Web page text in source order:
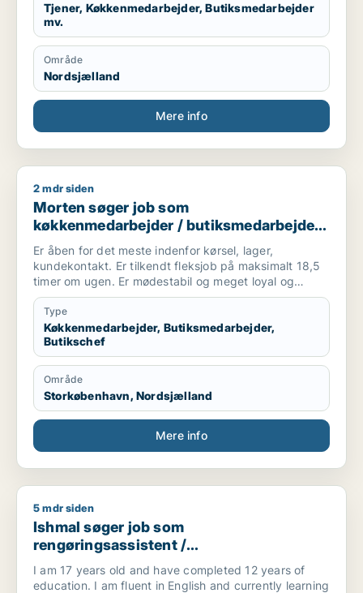
Tjener, Køkkenmedarbejder, Butiksmedarbejder
mv.
Område
Nordsjælland
Mere info
Morten søger job som køkkenmedarbejder /
2 mdr siden
Morten søger job som
køkkenmedarbejder / butiksmedarbejder /
butikschef
Er åben for det meste indenfor kørsel, lager,
kundekontakt. Er tilkendt fleksjob på maksimalt 18,5
timer om ugen. Er mødestabil og meget loyal og
tillidsfuld. Duer ikke til at gå hjemme - trives godt med
de fleste.
Type
Køkkenmedarbejder, Butiksmedarbejder,
Butikschef
Område
Storkøbenhavn, Nordsjælland
Mere info
Ishmal søger job som rengøringsassistent /
5 mdr siden
Ishmal søger job som
rengøringsassistent /
køkkenmedarbejder / cafémedarbejder /
butiksmedarbejder / hotelmedarbejder
I am 17 years old and have completed 12 years of
education. I am fluent in English and currently learning